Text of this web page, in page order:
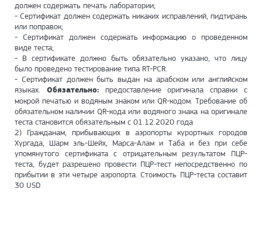
должен содержать печать лаборатории;
- Сертификат должен содержать никаких исправлений, пидтирань
или поправок;
- Сертификат должен содержать информацию о проведенном
виде теста;
- В сертификате должно быть обязательно указано, что лицу
было проведено тестирование типа RT-PCR.
- Сертификат должен быть выдан на арабском или английском
языках. Обязательно:предоставление оригинала справки с
мокрой печатью и водяным знаком или QR-кодом. Требование об
обязательном наличии QR-кода или водяного знака на оригинале
теста становится обязательным с 01.12.2020 года
2) Гражданам, прибывающих в аэропорты курортных городов
Хургада, Шарм эль-Шейх, Марса-Алам и Таба и без при себе
упомянутого сертификата с отрицательным результатом ПЦР-
теста, будет разрешено провести ПЦР-тест непосредственно по
прибытии в эти четыре аэропорта. Стоимость ПЦР-теста составит
30 USD